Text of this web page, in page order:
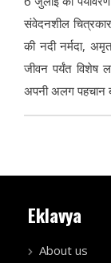
संवेदनशील
की नदी नर्मदा,
जीवन पर्यंत विशेष
अपनी अलग पहचान
Eklavya
About us